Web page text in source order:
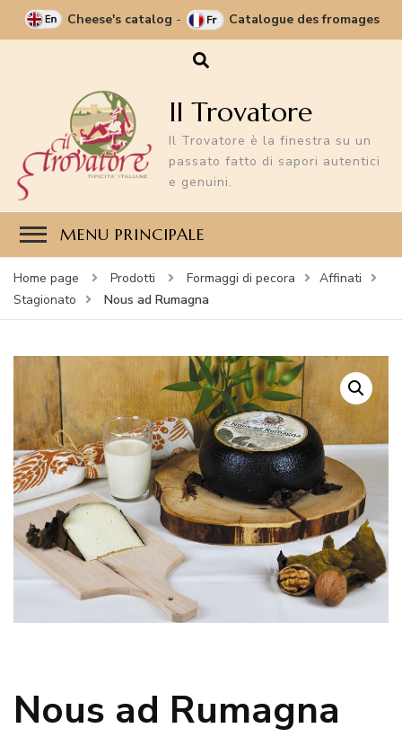
Cheese's catalog - Catalogue des fromages
Il Trovatore
Il Trovatore è la finestra su un
passato fatto di sapori autentici
e genuini.
MENU PRINCIPALE
Home page Prodotti Formaggi di pecora
Affinati
Stagionato
Nous ad Rumagna
Nous ad Rumagna